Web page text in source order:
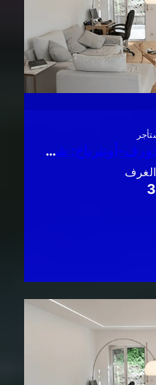
شقة سكنية في دوسلدورف-أونترباخ: شقة أنيقة مكونة من 3 غرف مع حديقة وتراس!!
الغرف
3